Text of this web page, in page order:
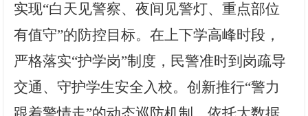
实现“白天见警察、夜间见警灯、重点部位
有值守”的防控目标。在上下学高峰时段，
严格落实“护学岗”制度，民警准时到岗疏导
交通、守护学生安全入校。创新推行“警力